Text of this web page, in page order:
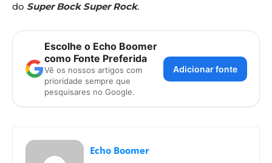
do Super Bock Super Rock.
Escolhe o Echo Boomer
como Fonte Preferida
Vê os nossos artigos com
prioridade sempre que
pesquisares no Google.
Adicionar fonte
Echo Boomer